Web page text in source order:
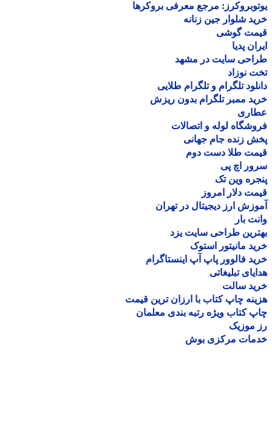
مرجع معرفی بروکرها
شلوار جین زنانه
گوشی
پدیا
سایت در مشهد
نوزاد
تلگرام و تلگرام طلایی
ممبر تلگرام بدون ریزش
لوله و اتصالات
زنده جام جهانی
طلا دست دوم
اچ پی
وین تک
دلار امروز
ارز دیجیتال در تهران
بار
طراحی سایت یزد
مانیتور استوک
فالوور پاپ آپ اینستاگرام
تبلیغاتی
سالت
چاپ کتاب با ارزان ترین قیمت
کتاب ویژه رتبه بندی معلمان
موزیک
مرکزی بوش